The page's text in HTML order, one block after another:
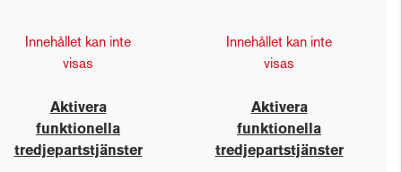
Innehållet kan inte
visas
Aktivera
funktionella
tredjepartstjänster
Innehållet kan inte
visas
Aktivera
funktionella
tredjepartstjänster